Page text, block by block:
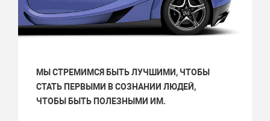
МЫ СТРЕМИМСЯ БЫТЬ ЛУЧШИМИ, ЧТОБЫ
СТАТЬ ПЕРВЫМИ В СОЗНАНИИ ЛЮДЕЙ,
ЧТОБЫ БЫТЬ ПОЛЕЗНЫМИ ИМ.